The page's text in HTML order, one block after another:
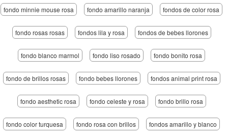
fondo minnie mouse rosa fondo amarillo naranja fondos de color rosa
fondo rosas rosas fondos lila y rosa fondos de bebes llorones
fondo blanco marmol fondo liso rosado fondo bonito rosa
fondo de brillos rosas fondo bebes llorones fondos animal print rosa
fondo aesthetic rosa fondo celeste y rosa fondo brillo rosa
fondo color turquesa fondo rosa con brillos fondos amarillo y blanco